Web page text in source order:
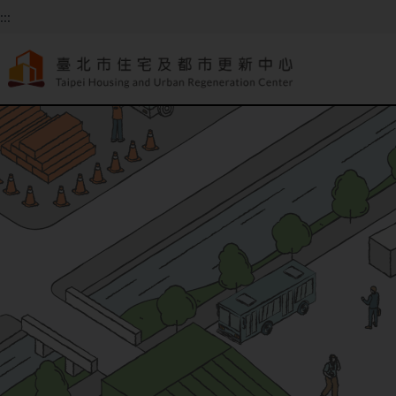
跳到主要內容
:::
:::